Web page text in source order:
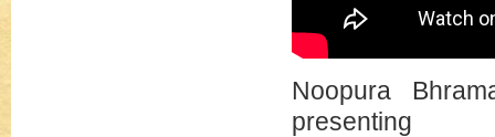
Noopura
presenting